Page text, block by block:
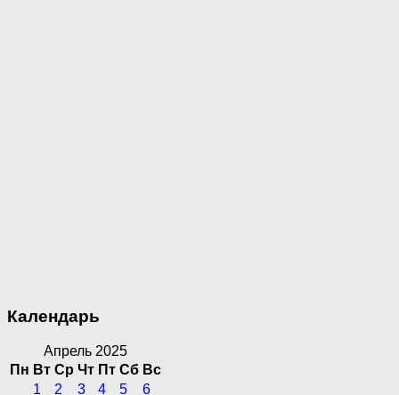
Календарь
Апрель 2025
Пн Вт Ср Чт Пт Сб Вс
1
2 3 4 5
6